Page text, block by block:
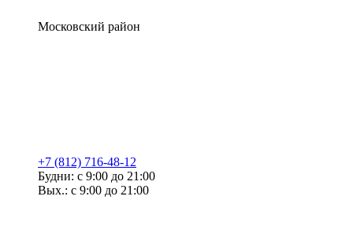
Московский район
+7 (812) 716-48-12
Будни: с 9:00 до 21:00
Вых.: с 9:00 до 21:00